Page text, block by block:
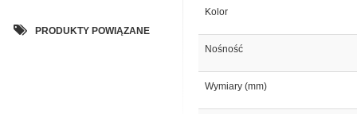
PRODUKTY POWIĄZANE
Kolor
Nośność
Wymiary (mm)